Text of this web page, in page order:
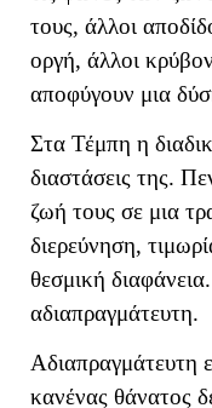
τους, άλλοι
οργή, άλλοι
αποφύγουν μια
Στα Τέμπη η
διαστάσεις της.
ζωή τους σε μια
διερεύνηση,
θεσμική
αδιαπραγμάτευτη.
Αδιαπραγμάτευτη
κανένας θάνατος